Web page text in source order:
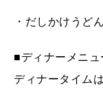
・だしかけうど
■ディナーメニュ
ディナータイム